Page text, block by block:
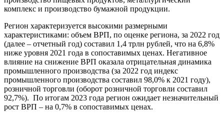
комплекс и производство бумажной продукции.
Регион характеризуется высокими размерными
характеристиками: объем ВРП, по оценке региона, за 2022 год
(далее – отчетный год) составил 1,4 трлн рублей, что на 6,8%
ниже уровня 2021 года в сопоставимых ценах. Негативное
влияние на снижение ВРП оказала отрицательная динамика
промышленного производства (за 2022 год индекс
промышленного производства составил 98,0% к 2021 году),
розничной торговли (оборот розничной торговли составил
92,7%). По итогам 2023 года регион ожидает незначительный
рост ВРП – на 0,7% в сопоставимых ценах.